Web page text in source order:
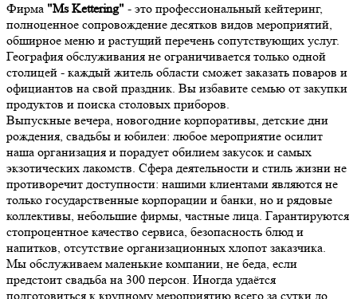
Фирма "Ms Kettering" - это профессиональный кейтеринг,
полноценное сопровождение десятков видов мероприятий,
обширное меню и растущий перечень сопутствующих услуг.
География обслуживания не ограничивается только одной
столицей - каждый житель области сможет заказать поваров и
официантов на свой праздник. Вы избавите семью от закупки
продуктов и поиска столовых приборов.
Выпускные вечера, новогодние корпоративы, детские дни
рождения, свадьбы и юбилеи: любое мероприятие осилит
наша организация и порадует обилием закусок и самых
экзотических лакомств. Сфера деятельности и стиль жизни не
противоречит доступности: нашими клиентами являются не
только государственные корпорации и банки, но и рядовые
коллективы, небольшие фирмы, частные лица. Гарантируются
стопроцентное качество сервиса, безопасность блюд и
напитков, отсутствие организационных хлопот заказчика.
Мы обслуживаем маленькие компании, не беда, если
предстоит свадьба на 300 персон. Иногда удаётся
подготовиться к крупному мероприятию всего за сутки до